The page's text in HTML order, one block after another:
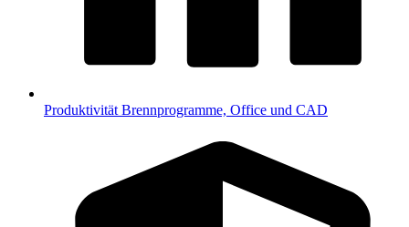
Produktivität Brennprogramme, Office und CAD